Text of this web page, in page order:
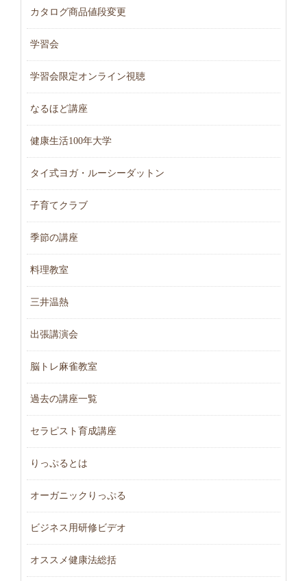
カタログ商品値段変更
学習会
学習会限定オンライン視聴
なるほど講座
健康生活100年大学
タイ式ヨガ・ルーシーダットン
子育てクラブ
季節の講座
料理教室
三井温熱
出張講演会
脳トレ麻雀教室
過去の講座一覧
セラピスト育成講座
りっぷるとは
オーガニックりっぷる
ビジネス用研修ビデオ
オススメ健康法総括